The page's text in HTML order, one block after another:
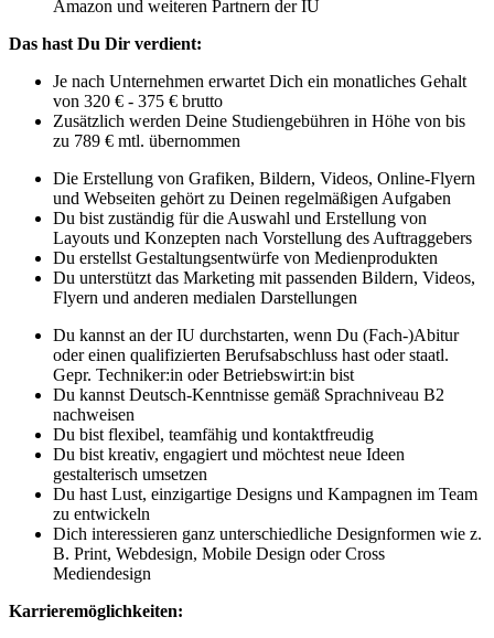
Amazon und weiteren Partnern der IU
Das hast Du Dir verdient:
Je nach Unternehmen erwartet Dich ein monatliches Gehalt
von 320 € - 375 € brutto
Zusätzlich werden Deine Studiengebühren in Höhe von bis
zu 789 € mtl. übernommen
Die Erstellung von Grafiken, Bildern, Videos, Online-Flyern
und Webseiten gehört zu Deinen regelmäßigen Aufgaben
Du bist zuständig für die Auswahl und Erstellung von
Layouts und Konzepten nach Vorstellung des Auftraggebers
Du erstellst Gestaltungsentwürfe von Medienprodukten
Du unterstützt das Marketing mit passenden Bildern, Videos,
Flyern und anderen medialen Darstellungen
Du kannst an der IU durchstarten, wenn Du (Fach-)Abitur
oder einen qualifizierten Berufsabschluss hast oder staatl.
Gepr. Techniker:in oder Betriebswirt:in bist
Du kannst Deutsch-Kenntnisse gemäß Sprachniveau B2
nachweisen
Du bist flexibel, teamfähig und kontaktfreudig
Du bist kreativ, engagiert und möchtest neue Ideen
gestalterisch umsetzen
Du hast Lust, einzigartige Designs und Kampagnen im Team
zu entwickeln
Dich interessieren ganz unterschiedliche Designformen wie z.
B. Print, Webdesign, Mobile Design oder Cross
Mediendesign
Karrieremöglichkeiten: